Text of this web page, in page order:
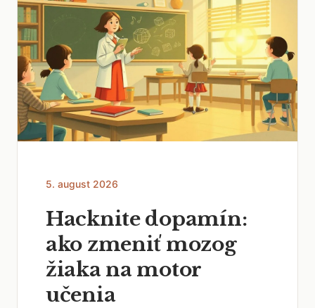
5. august 2026
Hacknite dopamín:
ako zmeniť mozog
žiaka na motor
učenia